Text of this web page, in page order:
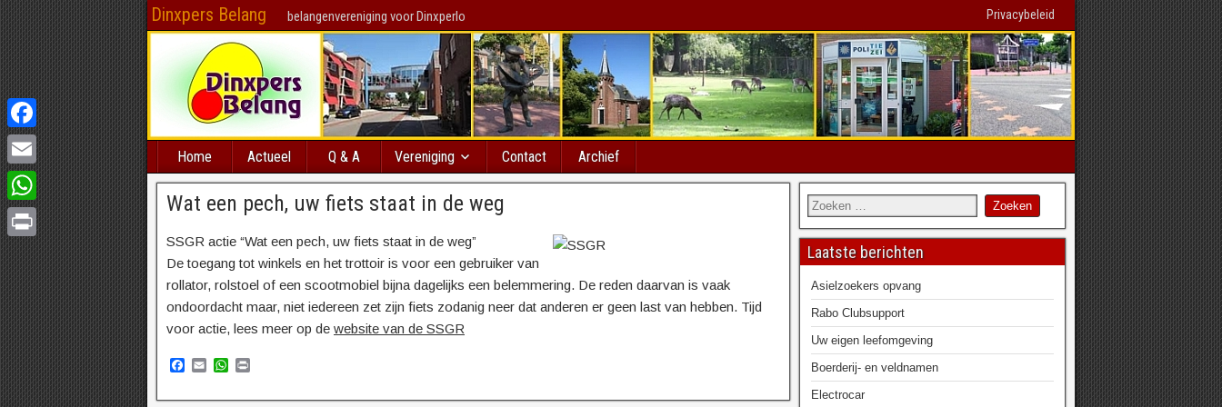
Dinxpers Belang belangenvereniging voor Dinxperlo Privacybeleid
Home Actueel Q & A Vereniging Contact Archief
Wat een pech, uw fiets staat in de weg
SSGR actie “Wat een pech, uw fiets staat in de weg”
De toegang tot winkels en het trottoir is voor een gebruiker van
rollator, rolstoel of een scootmobiel bijna dagelijks een belemmering. De reden daarvan is vaak
ondoordacht maar, niet iedereen zet zijn fiets zodanig neer dat anderen er geen last van hebben. Tijd
voor actie, lees meer op de website van de SSGR
E
W
Laatste berichten
Asielzoekers opvang
Rabo Clubsupport
Uw eigen leefomgeving
Boerderij- en veldnamen
Electrocar
Facebook
Email
WhatsApp
Print